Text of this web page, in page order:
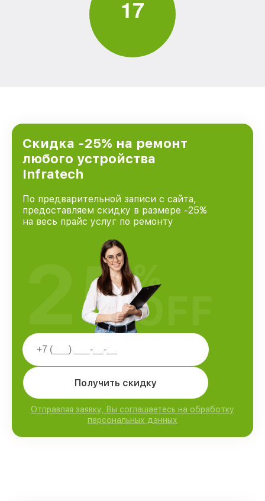
17
Скидка -25% на ремонт
любого устройства
Infratech
По предварительной записи с сайта,
предоставляем скидку в размере -25%
на весь прайс услуг по ремонту
Получить скидку
Отправляя заявку, Вы соглашаетесь на обработку
персональных данных
25%
OFF